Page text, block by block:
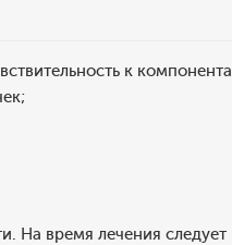
к
На время лечения следует